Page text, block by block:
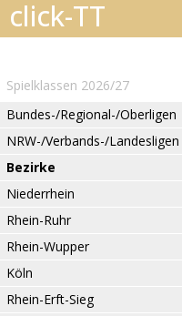
Spielklassen 2026/27
Bundes-/Regional-/Oberligen
NRW-/Verbands-/Landesligen
Bezirke
Niederrhein
Rhein-Ruhr
Rhein-Wupper
Köln
Rhein-Erft-Sieg